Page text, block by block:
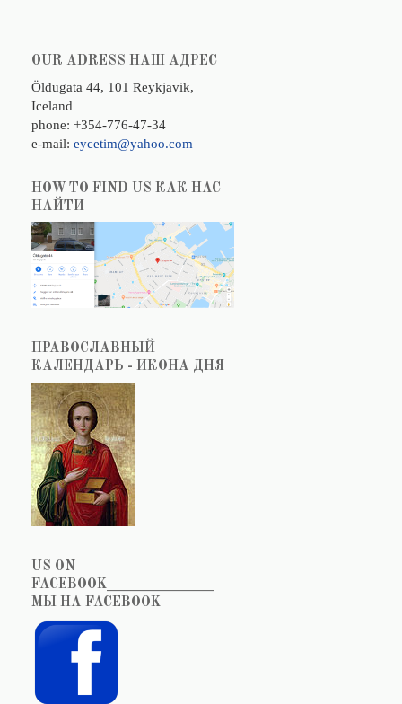
OUR ADRESS НАШ АДРЕС
Öldugata 44, 101 Reykjavik,
Iceland
phone: +354-776-47-34
e-mail: eycetim@yahoo.com
HOW TO FIND US КАК НАС
НАЙТИ
ПРАВОСЛАВНЫЙ
КАЛЕНДАРЬ - ИКОНА ДНЯ
US ON
FACEBOOK_______________
МЫ НА FACEBOOK